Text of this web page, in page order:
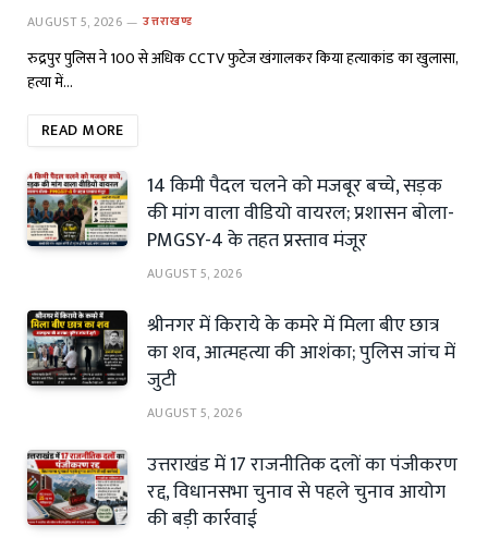
AUGUST 5, 2026 उत्तराखण्ड
रुद्रपुर पुलिस ने 100 से अधिक CCTV फुटेज खंगालकर किया हत्याकांड का खुलासा,
हत्या में…
READ MORE
14 किमी पैदल चलने को मजबूर बच्चे, सड़क
की मांग वाला वीडियो वायरल; प्रशासन बोला-
PMGSY-4 के तहत प्रस्ताव मंजूर
AUGUST 5, 2026
श्रीनगर में किराये के कमरे में मिला बीए छात्र
का शव, आत्महत्या की आशंका; पुलिस जांच में
जुटी
AUGUST 5, 2026
उत्तराखंड में 17 राजनीतिक दलों का पंजीकरण
रद्द, विधानसभा चुनाव से पहले चुनाव आयोग
की बड़ी कार्रवाई